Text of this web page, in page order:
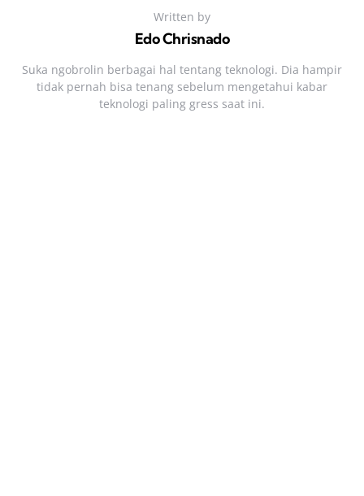
Written by
Edo Chrisnado
Suka ngobrolin berbagai hal tentang teknologi. Dia hampir
tidak pernah bisa tenang sebelum mengetahui kabar
teknologi paling gress saat ini.